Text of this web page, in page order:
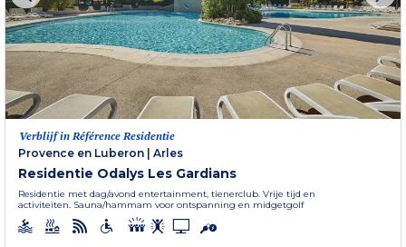
Verblijf in Référence Residentie
Provence en Luberon | Arles
Residentie Odalys Les Gardians
Residentie met dag/avond entertainment, tienerclub. Vrije tijd en
activiteiten. Sauna/hammam voor ontspanning en midgetgolf